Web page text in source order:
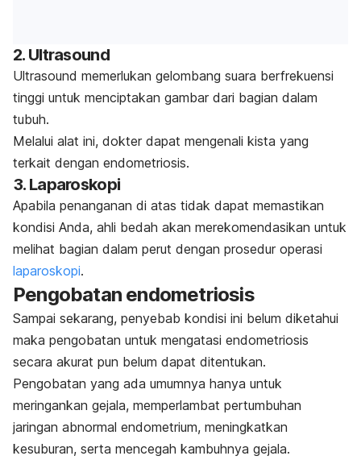
2. Ultrasound
Ultrasound memerlukan gelombang suara berfrekuensi
tinggi untuk menciptakan gambar dari bagian dalam
tubuh.
Melalui alat ini, dokter dapat mengenali kista yang
terkait dengan endometriosis.
3. Laparoskopi
Apabila penanganan di atas tidak dapat memastikan
kondisi Anda, ahli bedah akan merekomendasikan untuk
melihat bagian dalam perut dengan prosedur operasi
laparoskopi.
Pengobatan endometriosis
Sampai sekarang, penyebab kondisi ini belum diketahui
maka pengobatan untuk mengatasi endometriosis
secara akurat pun belum dapat ditentukan.
Pengobatan yang ada umumnya hanya untuk
meringankan gejala, memperlambat pertumbuhan
jaringan abnormal endometrium, meningkatkan
kesuburan, serta mencegah kambuhnya gejala.